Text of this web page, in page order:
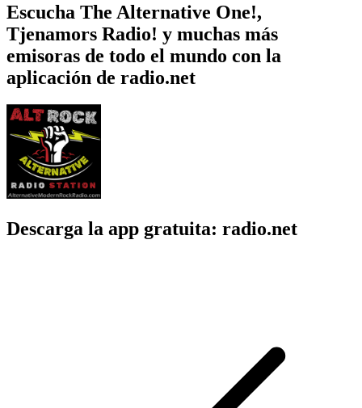
Escucha The Alternative One!,
Tjenamors Radio! y muchas más
emisoras de todo el mundo con la
aplicación de radio.net
Descarga la app gratuita: radio.net